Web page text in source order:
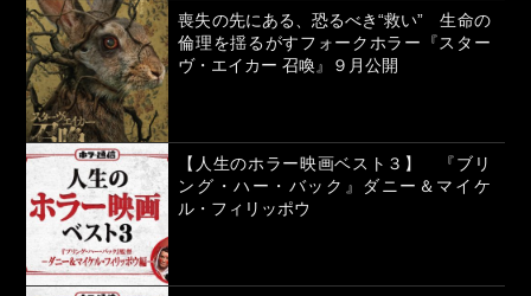
喪失の先にある、恐るべき“救い” 生命の
倫理を揺るがすフォークホラー『スター
ヴ・エイカー 召喚』９月公開
【人生のホラー映画ベスト３】 『ブリ
ング・ハー・バック』ダニー＆マイケ
ル・フィリッポウ